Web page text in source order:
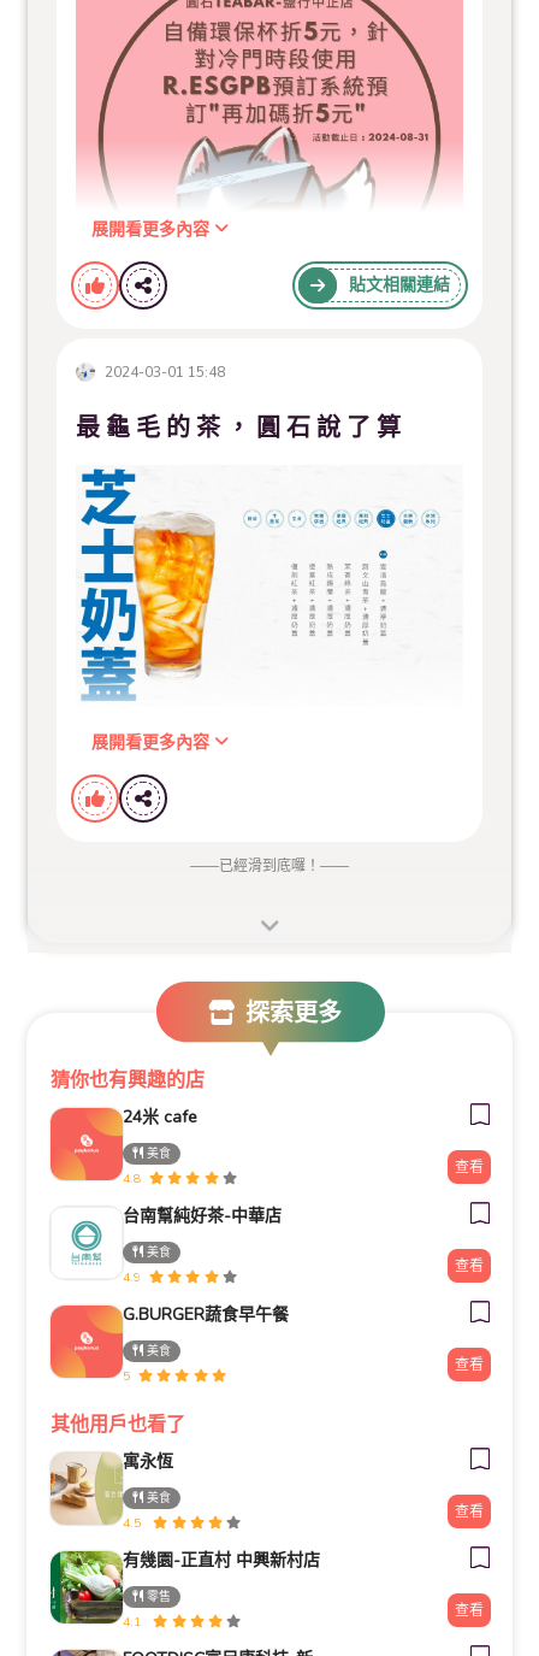
【端午期間限定優惠開跑】
5/20（二）至 6/1 （日），連續13天！
凡購買「夏日果茶」第二杯享 8 折優惠！
只限L杯、來店限定
折扣不含加料價
自帶環保杯可享環保折扣，喝茶也能愛地球
展開看更多內容
貼文相關連結
2024-03-01 15:48
最 龜 毛 的 茶 ， 圓 石 說 了 算
展開看更多內容
——已經滑到底囉！ ——
探索更多
猜你也有興趣的店
24米 cafe
美食
4.8
查看
台南幫純好茶-中華店
美食
4.9
查看
G.BURGER蔬食早午餐
美食
5
查看
其他用戶也看了
寓永恆
美食
4.5
查看
有幾園-正直村 中興新村店
零售
4.1
查看